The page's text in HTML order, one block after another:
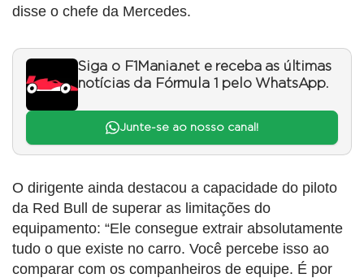
disse o chefe da Mercedes.
Siga o F1Mania.net e receba as últimas
notícias da Fórmula 1 pelo WhatsApp.
Junte-se ao nosso canal!
O dirigente ainda destacou a capacidade do piloto
da Red Bull de superar as limitações do
equipamento: “Ele consegue extrair absolutamente
tudo o que existe no carro. Você percebe isso ao
comparar com os companheiros de equipe. É por